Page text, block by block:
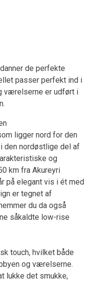
de perfekte
passer perfekt ind i
værelserne er udført i
ligger nord for den
den nordøstlige del af
og
km fra Akureyri
på elegant vis i ét med
er tegnet af
du da også
såkaldte low-rise
touch, hvilket både
og værelserne.
lukke det smukke,